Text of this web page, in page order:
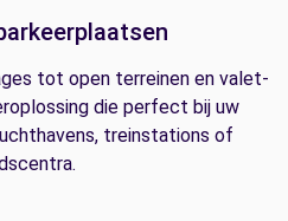
tot open terreinen en valet-
die perfect bij uw
treinstations of